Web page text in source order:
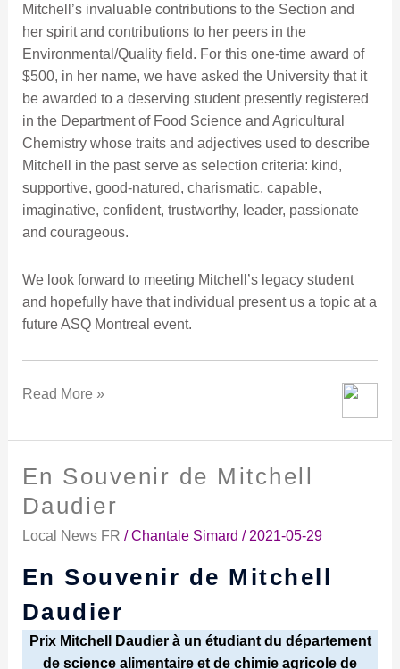
Mitchell’s invaluable contributions to the Section and
her spirit and contributions to her peers in the
Environmental/Quality field. For this one-time award of
$500, in her name, we have asked the University that it
be awarded to a deserving student presently registered
in the Department of Food Science and Agricultural
Chemistry whose traits and adjectives used to describe
Mitchell in the past serve as selection criteria: kind,
supportive, good-natured, charismatic, capable,
imaginative, confident, trustworthy, leader, passionate
and courageous.
We look forward to meeting Mitchell’s legacy student
and hopefully have that individual present us a topic at a
future ASQ Montreal event.
Read More »
En Souvenir de Mitchell
Daudier
Local News FR /Chantale Simard / 2021-05-29
En Souvenir de Mitchell
Daudier
Prix Mitchell Daudier à un étudiant du département
de science alimentaire et de chimie agricole de
En
Souvenir
de
Mitchell